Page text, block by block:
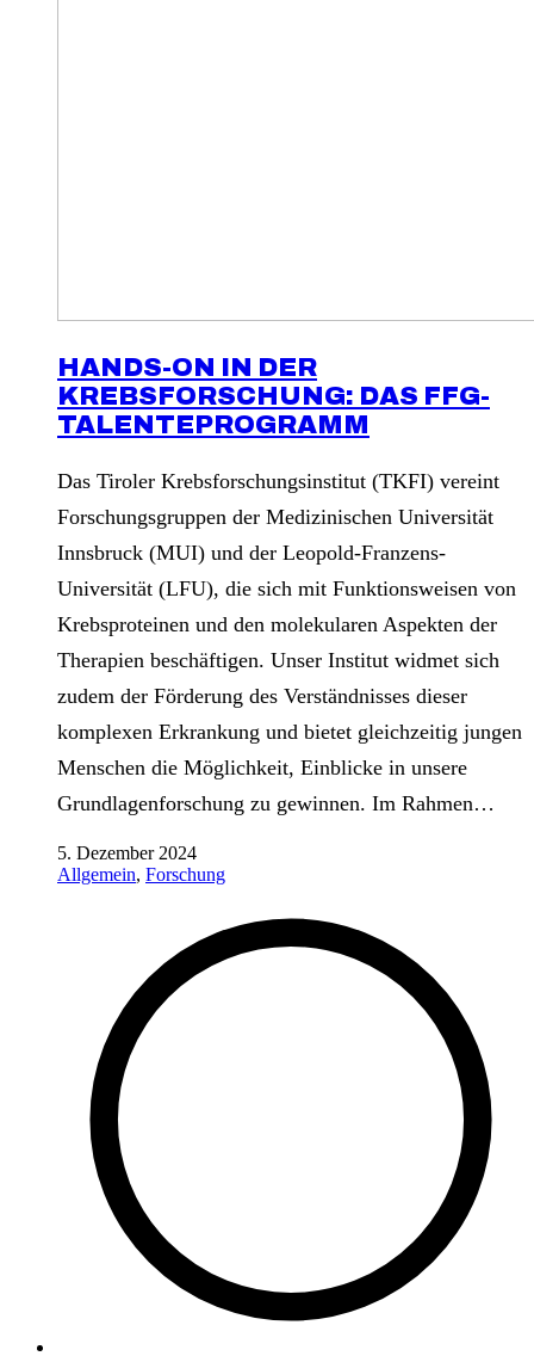
HANDS-ON IN DER
KREBSFORSCHUNG: DAS FFG-
TALENTEPROGRAMM
Das Tiroler Krebsforschungsinstitut (TKFI) vereint
Forschungsgruppen der Medizinischen Universität
Innsbruck (MUI) und der Leopold-Franzens-
Universität (LFU), die sich mit Funktionsweisen von
Krebsproteinen und den molekularen Aspekten der
Therapien beschäftigen. Unser Institut widmet sich
zudem der Förderung des Verständnisses dieser
komplexen Erkrankung und bietet gleichzeitig jungen
Menschen die Möglichkeit, Einblicke in unsere
Grundlagenforschung zu gewinnen. Im Rahmen…
5. Dezember 2024
Allgemein, Forschung